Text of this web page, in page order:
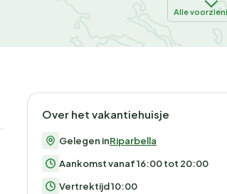
Alle
Over het vakantiehuisje
Gelegen inRiparbella
Aankomst vanaf 16:00 tot 20:00
Vertrektijd 10:00